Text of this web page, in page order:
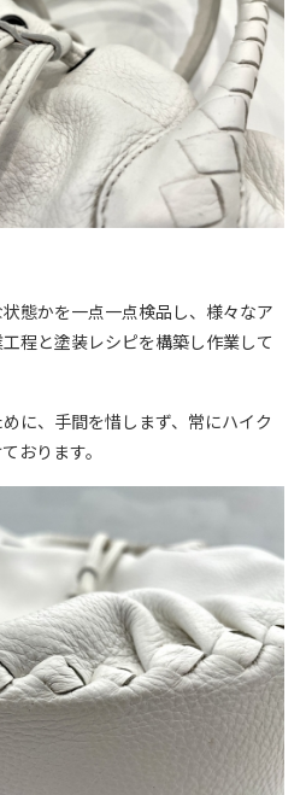
態かを一点一点検品し、様々なア
程と塗装レシピを構築し作業して
に、手間を惜しまず、常にハイク
おります。